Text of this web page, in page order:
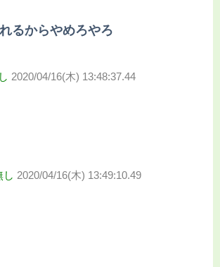
るからやめろやろ
2020/04/16(木) 13:48:37.44
し 2020/04/16(木) 13:49:10.49